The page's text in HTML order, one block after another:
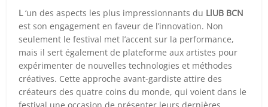
L‘un des aspects les plus impressionnants du LlUB BCN
est son engagement en faveur de l’innovation. Non
seulement le festival met l’accent sur la performance,
mais il sert également de plateforme aux artistes pour
expérimenter de nouvelles technologies et méthodes
créatives. Cette approche avant-gardiste attire des
créateurs des quatre coins du monde, qui voient dans le